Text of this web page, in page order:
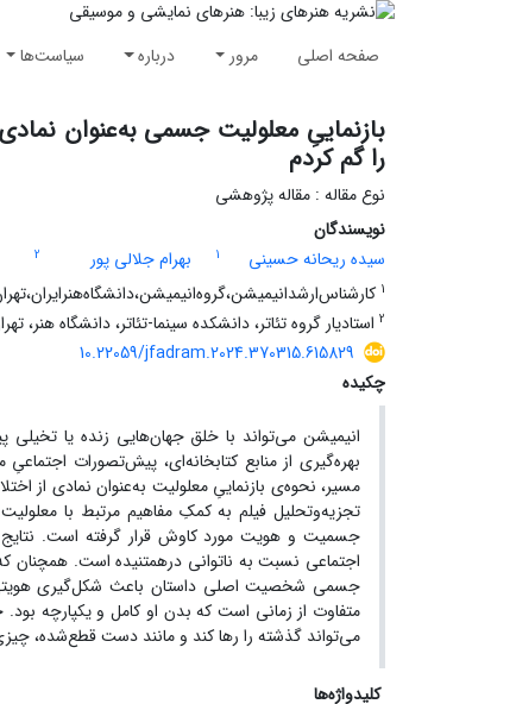
صفحه اصلی مرور درباره سیاست‌ها
بازنماییِ معلولیت جسمی به‌عنوان
را گم کردم
نوع مقاله : مقاله پژوهشی
نویسندگان
سیده ریحانه حسینی
1 بهرام جلالی پور
2
1
2 استادیار گروه تئاتر، دانشکده سینما-تئاتر، دانشگاه هنر،
10.22059/jfadram.2024.370315.615829
چکیده
انیمیشن­ می‌تواند با خلق جهان‌هایی زنده یا
بهره‌گیری از منابع کتابخانه‌ای، پیش‌تصورات
مسیر، نحوه‌ی بازنماییِ معلولیت به‌عنوان نمادی از
تجزیه‌وتحلیل فیلم به کمکِ مفاهیم مرتبط با
جسمیت و هویت مورد کاوش قرار گرفته است.
اجتماعی نسبت به ناتوانی درهم­تنیده است. همچنان
جسمی شخصیت اصلی داستان باعث شکل‌گیری هویتی
متفاوت از زمانی است که بدن او کامل و یکپارچه
می‌تواند گذشته را رها کند و مانند دست قطع‌شده،
کلیدواژه‌ها